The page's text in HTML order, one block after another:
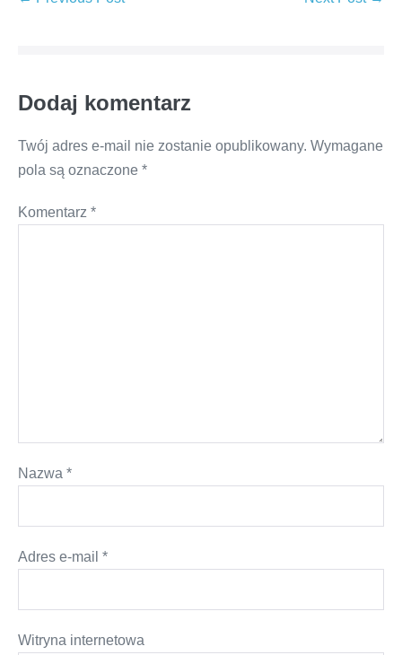
Dodaj komentarz
Twój adres e-mail nie zostanie opublikowany. Wymagane
pola są oznaczone *
Komentarz *
Nazwa *
Adres e-mail *
Witryna internetowa